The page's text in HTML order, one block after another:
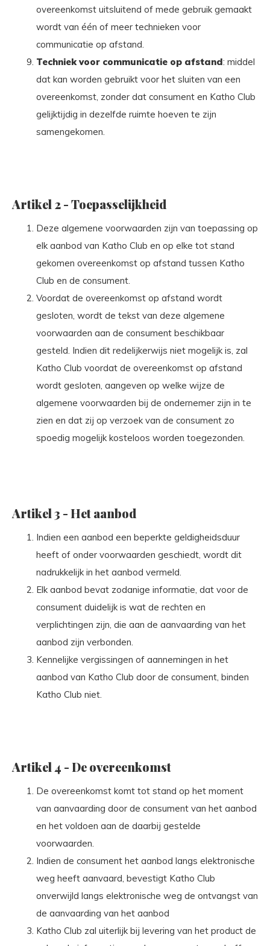
overeenkomst uitsluitend of mede gebruik gemaakt
wordt van één of meer technieken voor
communicatie op afstand.
Techniek voor communicatie op afstand: middel
dat kan worden gebruikt voor het sluiten van een
overeenkomst, zonder dat consument en Katho Club
gelijktijdig in dezelfde ruimte hoeven te zijn
samengekomen.
Artikel 2 - Toepasselijkheid
Deze algemene voorwaarden zijn van toepassing op
elk aanbod van Katho Club en op elke tot stand
gekomen overeenkomst op afstand tussen Katho
Club en de consument.
Voordat de overeenkomst op afstand wordt
gesloten, wordt de tekst van deze algemene
voorwaarden aan de consument beschikbaar
gesteld. Indien dit redelijkerwijs niet mogelijk is, zal
Katho Club voordat de overeenkomst op afstand
wordt gesloten, aangeven op welke wijze de
algemene voorwaarden bij de ondernemer zijn in te
zien en dat zij op verzoek van de consument zo
spoedig mogelijk kosteloos worden toegezonden.
Artikel 3 - Het aanbod
Indien een aanbod een beperkte geldigheidsduur
heeft of onder voorwaarden geschiedt, wordt dit
nadrukkelijk in het aanbod vermeld.
Elk aanbod bevat zodanige informatie, dat voor de
consument duidelijk is wat de rechten en
verplichtingen zijn, die aan de aanvaarding van het
aanbod zijn verbonden.
Kennelijke vergissingen of aannemingen in het
aanbod van Katho Club door de consument, binden
Katho Club niet.
Artikel 4 - De overeenkomst
De overeenkomst komt tot stand op het moment
van aanvaarding door de consument van het aanbod
en het voldoen aan de daarbij gestelde
voorwaarden.
Indien de consument het aanbod langs elektronische
weg heeft aanvaard, bevestigt Katho Club
onverwijld langs elektronische weg de ontvangst van
de aanvaarding van het aanbod
Katho Club zal uiterlijk bij levering van het product de